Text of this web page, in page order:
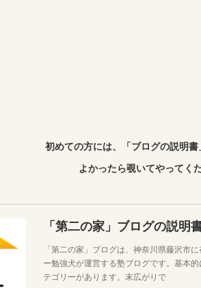
初めての方には、「ブログの説明書
よかったら覗いてやってく
「第二の家」ブログの説明
「第二の家」ブログは、神奈川県藤沢市
ー勉強犬が運営する塾ブログです。基本
テゴリーがあります。末広がりで